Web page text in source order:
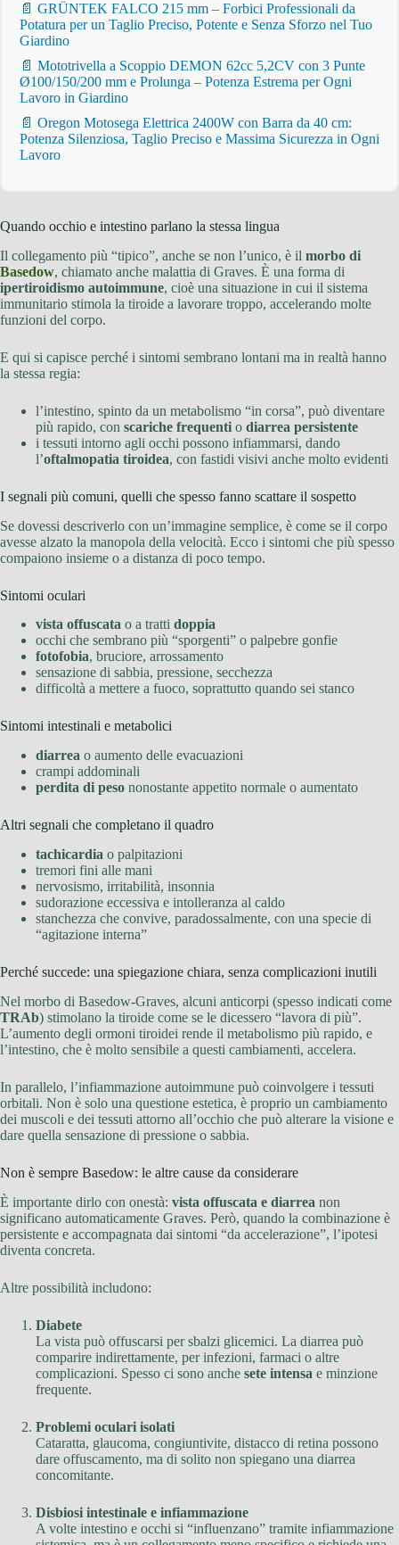
📄 GRÜNTEK FALCO 215 mm – Forbici Professionali da
Potatura per un Taglio Preciso, Potente e Senza Sforzo nel Tuo
Giardino
📄 Mototrivella a Scoppio DEMON 62cc 5,2CV con 3 Punte
Ø100/150/200 mm e Prolunga – Potenza Estrema per Ogni
Lavoro in Giardino
📄 Oregon Motosega Elettrica 2400W con Barra da 40 cm:
Potenza Silenziosa, Taglio Preciso e Massima Sicurezza in Ogni
Lavoro
Quando occhio e intestino parlano la stessa lingua
Il collegamento più “tipico”, anche se non l’unico, è il morbo di
Basedow, chiamato anche malattia di Graves. È una forma di
ipertiroidismo autoimmune, cioè una situazione in cui il sistema
immunitario stimola la tiroide a lavorare troppo, accelerando molte
funzioni del corpo.
E qui si capisce perché i sintomi sembrano lontani ma in realtà hanno
la stessa regia:
l’intestino, spinto da un metabolismo “in corsa”, può diventare
più rapido, con scariche frequenti o diarrea persistente
i tessuti intorno agli occhi possono infiammarsi, dando
l’oftalmopatia tiroidea, con fastidi visivi anche molto evidenti
I segnali più comuni, quelli che spesso fanno scattare il sospetto
Se dovessi descriverlo con un’immagine semplice, è come se il corpo
avesse alzato la manopola della velocità. Ecco i sintomi che più spesso
compaiono insieme o a distanza di poco tempo.
Sintomi oculari
vista offuscata o a tratti doppia
occhi che sembrano più “sporgenti” o palpebre gonfie
fotofobia, bruciore, arrossamento
sensazione di sabbia, pressione, secchezza
difficoltà a mettere a fuoco, soprattutto quando sei stanco
Sintomi intestinali e metabolici
diarrea o aumento delle evacuazioni
crampi addominali
perdita di peso nonostante appetito normale o aumentato
Altri segnali che completano il quadro
tachicardia o palpitazioni
tremori fini alle mani
nervosismo, irritabilità, insonnia
sudorazione eccessiva e intolleranza al caldo
stanchezza che convive, paradossalmente, con una specie di
“agitazione interna”
Perché succede: una spiegazione chiara, senza complicazioni inutili
Nel morbo di Basedow-Graves, alcuni anticorpi (spesso indicati come
TRAb) stimolano la tiroide come se le dicessero “lavora di più”.
L’aumento degli ormoni tiroidei rende il metabolismo più rapido, e
l’intestino, che è molto sensibile a questi cambiamenti, accelera.
In parallelo, l’infiammazione autoimmune può coinvolgere i tessuti
orbitali. Non è solo una questione estetica, è proprio un cambiamento
dei muscoli e dei tessuti attorno all’occhio che può alterare la visione e
dare quella sensazione di pressione o sabbia.
Non è sempre Basedow: le altre cause da considerare
È importante dirlo con onestà: vista offuscata e diarrea non
significano automaticamente Graves. Però, quando la combinazione è
persistente e accompagnata dai sintomi “da accelerazione”, l’ipotesi
diventa concreta.
Altre possibilità includono:
Diabete
La vista può offuscarsi per sbalzi glicemici. La diarrea può
comparire indirettamente, per infezioni, farmaci o altre
complicazioni. Spesso ci sono anche sete intensa e minzione
frequente.
Problemi oculari isolati
Cataratta, glaucoma, congiuntivite, distacco di retina possono
dare offuscamento, ma di solito non spiegano una diarrea
concomitante.
Disbiosi intestinale e infiammazione
A volte intestino e occhi si “influenzano” tramite infiammazione